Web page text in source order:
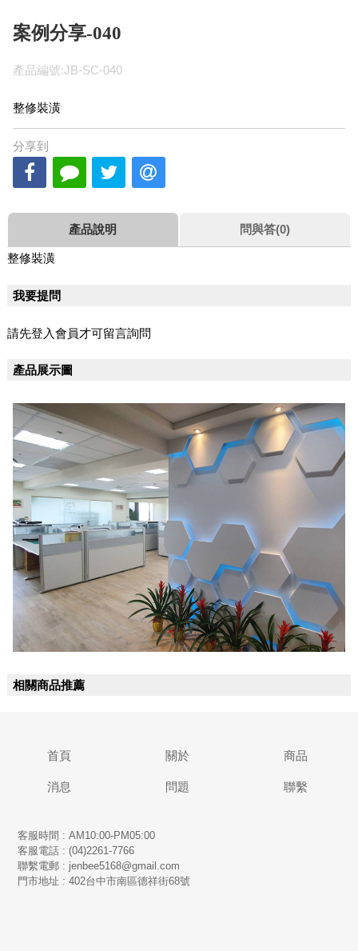
案例分享-040
產品編號:JB-SC-040
整修裝潢
分享到
產品說明 問與答(0)
整修裝潢
我要提問
請先登入會員才可留言詢問
產品展示圖
相關商品推薦
首頁 關於 商品
消息 問題 聯繫
客服時間 : AM10:00-PM05:00
客服電話 : (04)2261-7766
​聯繫電郵 : jenbee5168@gmail.com
門市地址 : 402台中市南區德祥街68號